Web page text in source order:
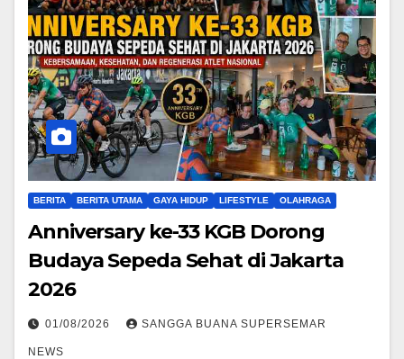
BERITA BERITA UTAMA GAYA HIDUP LIFESTYLE OLAHRAGA
Anniversary ke-33 KGB Dorong
Budaya Sepeda Sehat di Jakarta
2026
01/08/2026 SANGGA BUANA SUPERSEMAR
NEWS